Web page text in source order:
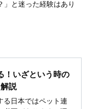
」と迷った経験はあり
！いざという時の
説
る日本ではペット連